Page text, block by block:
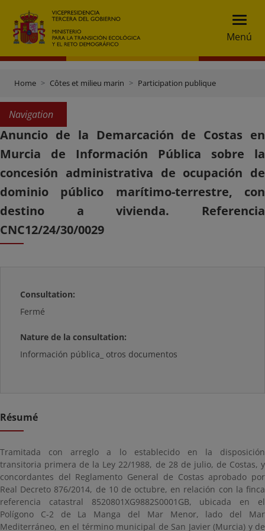
Menú
Home Côtes et milieu marin Participation publique
Navigation
Anuncio de la Demarcación de Costas en
Murcia de Información Pública sobre la
concesión administrativa de ocupación de
dominio público marítimo-terrestre, con
destino a vivienda. Referencia
CNC12/24/30/0029
Consultation:
Fermé
Nature de la consultation:
Información pública_ otros documentos
Résumé
Tramitada con arreglo a lo establecido en la disposición
transitoria primera de la Ley 22/1988, de 28 de julio, de Costas, y
concordantes del Reglamento General de Costas aprobado por
Real Decreto 876/2014, de 10 de octubre, en relación con la finca
referencia catastral 8520801XG9882S0001GB, ubicada en el
Polígono C-2 de La Manga del Mar Menor, lado del Mar
Mediterráneo, en el término municipal de San Javier (Murcia) y de